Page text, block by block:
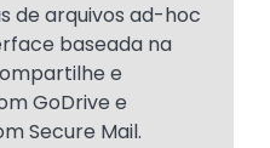
de arquivos ad-hoc
baseada na
e
GoDrive e
Secure Mail.